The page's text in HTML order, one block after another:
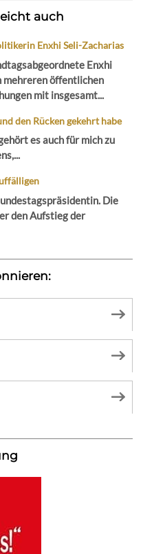
auch
Enxhi Seli-Zacharias
Enxhi
mehreren öffentlichen
mit insgesamt...
den Rücken gekehrt habe
es auch für mich zu
Die
den Aufstieg der